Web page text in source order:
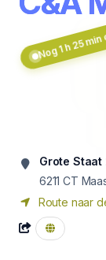
Nog 1 h 25
Grote Staat
6211 CT
Route naar